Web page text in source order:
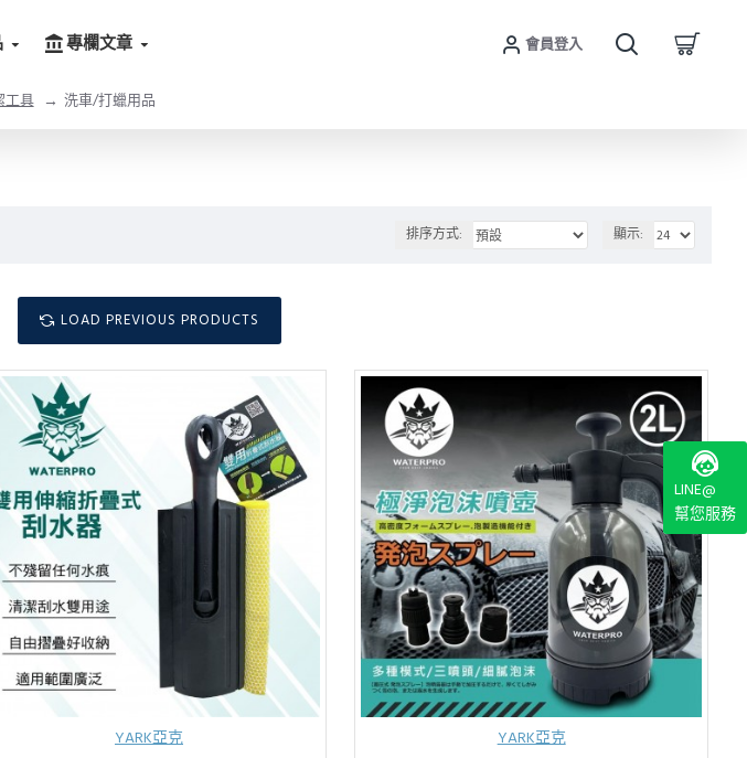
專欄文章 會員登入
工具 洗車/打蠟用品
排序方式: 顯示:
LOAD PREVIOUS PRODUCTS
YARK亞克 YARK亞克
LINE@
幫您服務